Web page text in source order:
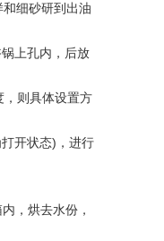
细砂研到出油
上孔内，后放
，则具体设置方
开状态)，进行
，烘去水份，